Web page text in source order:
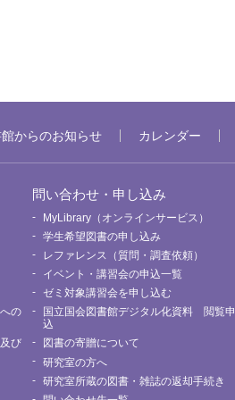
からのお知らせ カレンダー
の
び
問い合わせ・申し込み
MyLibrary（オンラインサービス）
学生希望図書の申し込み
レファレンス（質問・調査依頼）
イベント・講習会の申込一覧
ゼミ対象講習会を申し込む
国立国会図書館デジタル化資料 閲覧申
込
図書の寄贈について
研究室の方へ
研究室所蔵の図書・雑誌の返却手続き